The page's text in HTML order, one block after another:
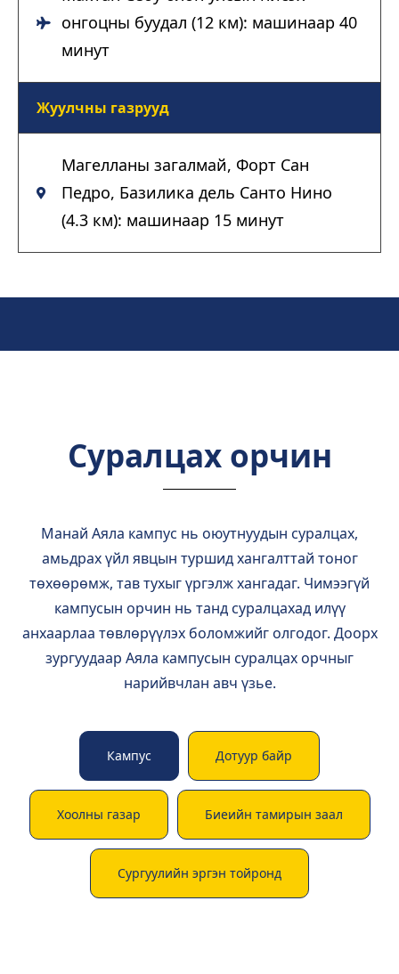
онгоцны буудал (12 км): машинаар 40
минут
Жуулчны газрууд
Магелланы загалмай, Форт Сан
Педро, Базилика дель Санто Нино
(4.3 км): машинаар 15 минут
Суралцах орчин
Манай Аяла кампус нь оюутнуудын суралцах,
амьдрах үйл явцын туршид хангалттай тоног
төхөөрөмж, тав тухыг үргэлж хангадаг. Чимээгүй
кампусын орчин нь танд суралцахад илүү
анхаарлаа төвлөрүүлэх боломжийг олгодог. Доорх
зургуудаар Аяла кампусын суралцах орчныг
нарийвчлан авч үзье.
Кампус Дотуур байр
Хоолны газар Биеийн тамирын заал
Сургуулийн эргэн тойронд